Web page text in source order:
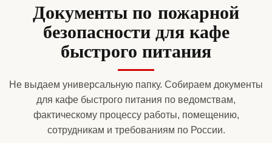
Документы по пожарной
безопасности для кафе
быстрого питания
Не выдаем универсальную папку. Собираем документы
для кафе быстрого питания по ведомствам,
фактическому процессу работы, помещению,
сотрудникам и требованиям по России.